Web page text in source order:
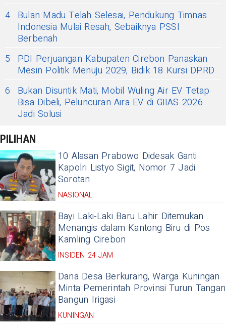
4 Bulan Madu Telah Selesai, Pendukung Timnas
Indonesia Mulai Resah, Sebaiknya PSSI
Berbenah
5
PDI Perjuangan Kabupaten Cirebon Panaskan
Mesin Politik Menuju 2029, Bidik 18 Kursi DPRD
6
Bukan Disuntik Mati, Mobil Wuling Air EV Tetap
Bisa Dibeli, Peluncuran Aira EV di GIIAS 2026
Jadi Solusi
PILIHAN
10 Alasan Prabowo Didesak Ganti
Kapolri Listyo Sigit, Nomor 7 Jadi
Sorotan
NASIONAL
Bayi Laki-Laki Baru Lahir Ditemukan
Menangis dalam Kantong Biru di Pos
Kamling Cirebon
INSIDEN 24 JAM
Dana Desa Berkurang, Warga Kuningan
Minta Pemerintah Provinsi Turun Tangan
Bangun Irigasi
KUNINGAN